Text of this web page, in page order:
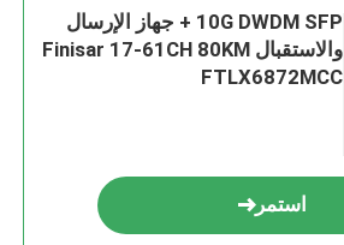
10G DWDM SFP + جهاز الإرسال
والاستقبال Finisar 17-61CH 80KM
FTLX6872MCC
استمر